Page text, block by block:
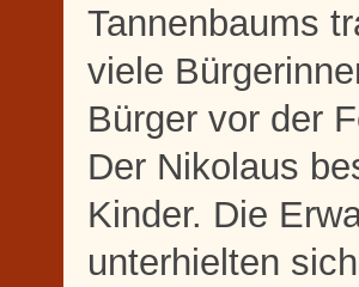
Tannenbaums
viele
Bürger vor der
Der Nikolaus
Kinder. Die
unterhielten